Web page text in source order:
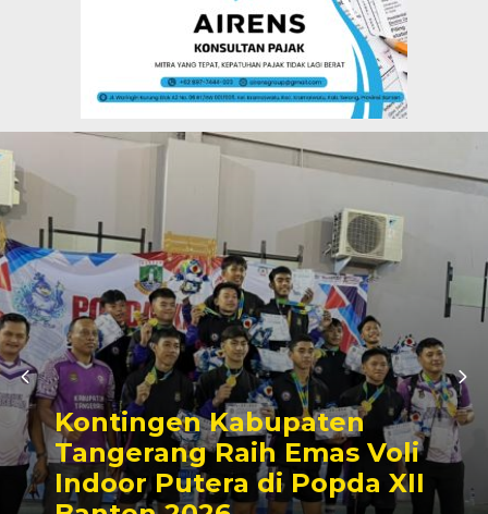
Kontingen Kabupaten
Tangerang Raih Emas Voli
Indoor Putera di Popda XII